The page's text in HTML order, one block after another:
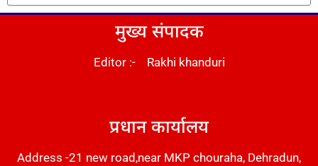
मुख्य संपादक
Editor :- Rakhi khanduri
प्रधान कार्यालय
Address -21 new road,near MKP chouraha, Dehradun,